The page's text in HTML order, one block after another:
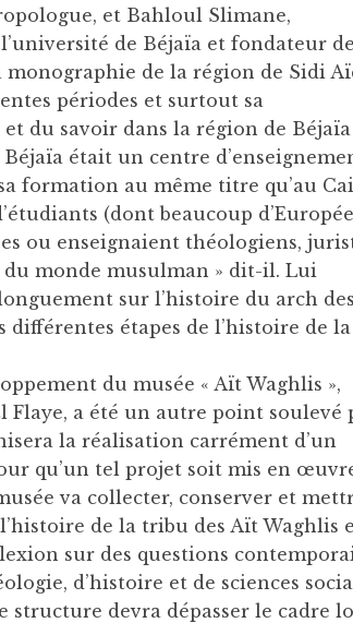
et Bahloul Slimane,
de Béjaïa et fondateur de
de la région de Sidi
périodes et surtout sa
du savoir dans la région de
était un centre
formation au même titre qu’au
(dont beaucoup
ou enseignaient théologiens,
du monde musulman » dit-il. Lui
sur l’histoire du arch
différentes étapes de l’histoire de la
du musée « Aït Waghlis »,
Flaye, a été un autre point soulevé
la réalisation carrément d’un
qu’un tel projet soit mis en
va collecter, conserver et
de la tribu des Aït Waghlis
sur des questions
d’histoire et de sciences
structure devra dépasser le cadre